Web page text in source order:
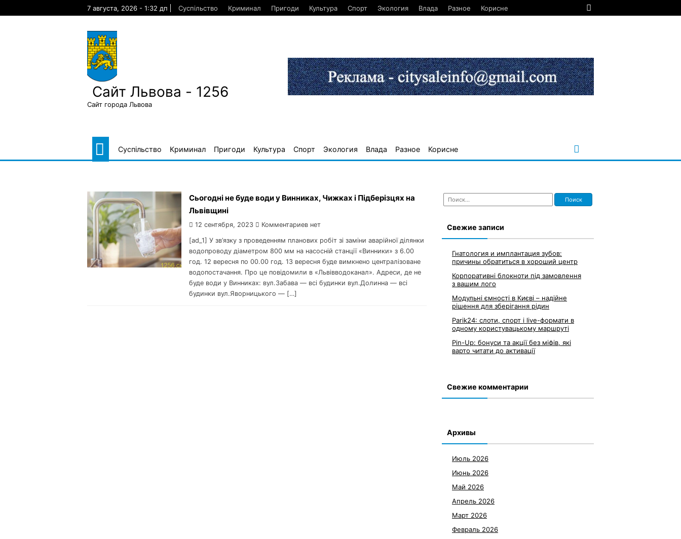
7 августа, 2026 - 1:32 дп Суспільство Криминал Пригоди Культура Спорт Экология Влада Разное Корисне
Сайт Львова - 1256
Сайт города Львова
Суспільство Криминал Пригоди Культура Спорт Экология Влада Разное Корисне
Сьогодні не буде води у Винниках, Чижках і Підберізцях на
Львівщині
12 сентября, 2023 Комментариев нет
[ad_1] У зв’язку з проведенням планових робіт зі заміни аварійної ділянки
водопроводу діаметром 800 мм на насосній станції «Винники» з 6.00
год. 12 вересня по 00.00 год. 13 вересня буде вимкнено централізоване
водопостачання. Про це повідомили в «Львівводоканал». Адреси, де не
буде води у Винниках: вул.Забава — всі будинки вул.Долинна — всі
будинки вул.Яворницького — […]
Найти:
Свежие записи
Гнатология и имплантация зубов:
причины обратиться в хороший центр
Корпоративні блокноти під замовлення
з вашим лого
Модульні ємності в Києві – надійне
рішення для зберігання рідин
Parik24: слоти, спорт і live-формати в
одному користувацькому маршруті
Pin-Up: бонуси та акції без міфів, які
варто читати до активації
Свежие комментарии
Архивы
Июль 2026
Июнь 2026
Май 2026
Апрель 2026
Март 2026
Февраль 2026